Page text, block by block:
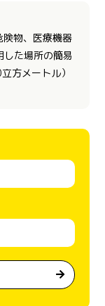
物、医療機器
た場所の簡易
方メートル）